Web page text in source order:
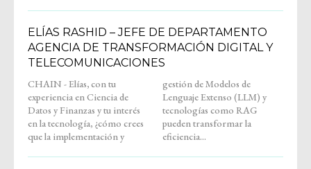
ELÍAS RASHID – JEFE DE DEPARTAMENTO
AGENCIA DE TRANSFORMACIÓN DIGITAL Y
TELECOMUNICACIONES
CHAIN - Elías, con tu
experiencia en Ciencia de
Datos y Finanzas y tu interés
en la tecnología, ¿cómo crees
que la implementación y
gestión de Modelos de
Lenguaje Extenso (LLM) y
tecnologías como RAG
pueden transformar la
eficiencia...